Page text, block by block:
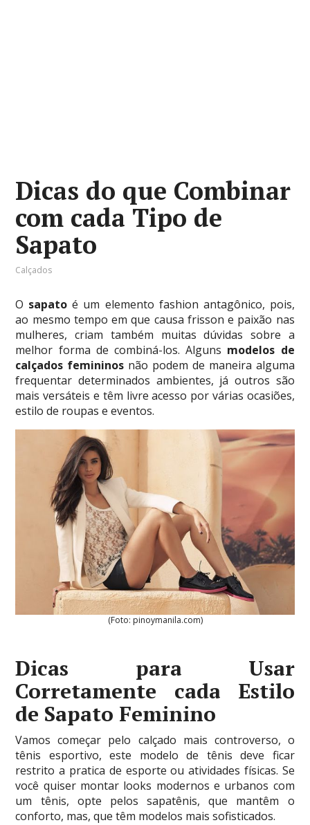
Dicas do que Combinar
com cada Tipo de
Sapato
Calçados
O sapatoé um elemento fashion antagônico, pois,
ao mesmo tempo em que causa frisson e paixão nas
mulheres, criam também muitas dúvidas sobre a
melhor forma de combiná-los. Alguns modelos de
calçados femininos não podem de maneira alguma
frequentar determinados ambientes, já outros são
mais versáteis e têm livre acesso por várias ocasiões,
estilo de roupas e eventos.
(Foto: pinoymanila.com)
Dicas para Usar
Corretamente cada Estilo
de Sapato Feminino
Vamos começar pelo calçado mais controverso, o
tênis esportivo, este modelo de tênis deve ficar
restrito a pratica de esporte ou atividades físicas. Se
você quiser montar looks modernos e urbanos com
um tênis, opte pelos sapatênis, que mantêm o
conforto, mas, que têm modelos mais sofisticados.